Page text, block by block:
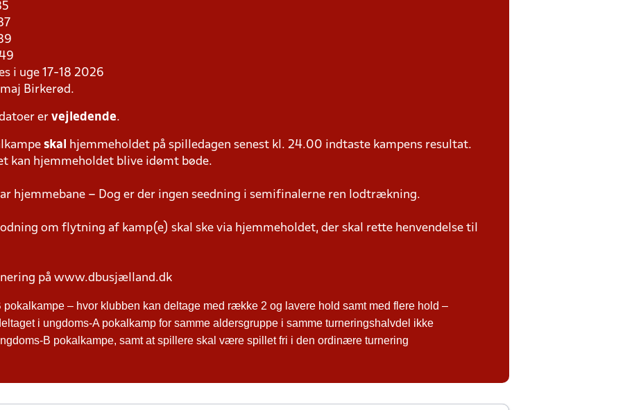
i uge 17-18 2026
maj Birkerød.
er vejledende.
skal
hjemmeholdet på spilledagen senest kl. 24.00 indtaste kampens resultat.
kan hjemmeholdet blive idømt bøde.
hjemmebane – Dog er der ingen seedning i semifinalerne ren lodtrækning.
om flytning af kamp(e) skal ske via hjemmeholdet, der skal rette henvendelse til
på www.dbusjælland.dk
pokalkampe – hvor klubben kan deltage med række 2 og lavere hold samt med flere hold –
i ungdoms-A pokalkamp for samme aldersgruppe i samme turneringshalvdel ikke
B pokalkampe, samt at spillere skal være spillet fri i den ordinære turnering